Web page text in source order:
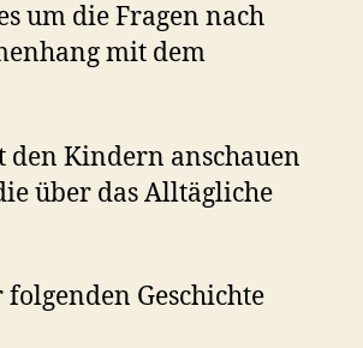
um die Fragen nach
mit dem
den Kindern anschauen
über das Alltägliche
Geschichte